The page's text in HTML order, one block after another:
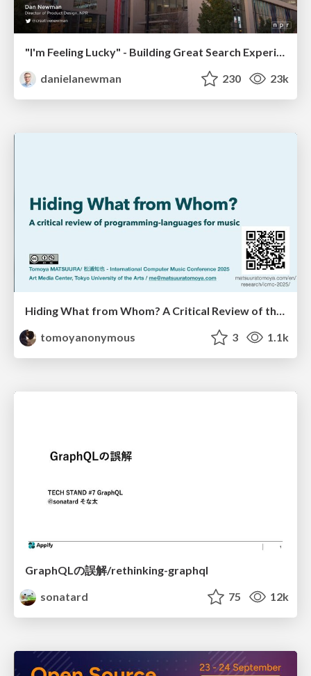
"I'm Feeling Lucky" - Building Great Search Experiences for Today's Users (#IAC19)
danielanewman
230 23k
Hiding What from Whom? A Critical Review of the History of Programming languages for Music
tomoyanonymous
3 1.1k
GraphQLの誤解/rethinking-graphql
sonatard
75 12k